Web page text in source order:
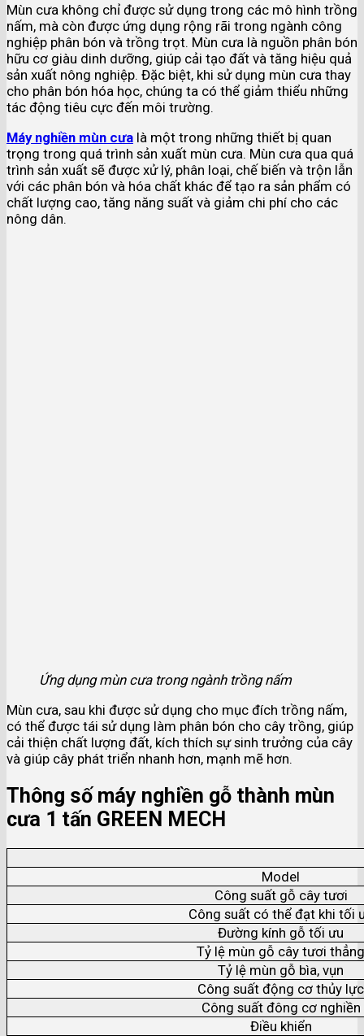
Mùn cưa không chỉ được sử dụng trong các mô hình trồng
nấm, mà còn được ứng dụng rộng rãi trong ngành công
nghiệp phân bón và trồng trọt. Mùn cưa là nguồn phân bón
hữu cơ giàu dinh dưỡng, giúp cải tạo đất và tăng hiệu quả
sản xuất nông nghiệp. Đặc biệt, khi sử dụng mùn cưa thay
cho phân bón hóa học, chúng ta có thể giảm thiểu những
tác động tiêu cực đến môi trường.
Máy nghiền mùn cưa là một trong những thiết bị quan
trọng trong quá trình sản xuất mùn cưa. Mùn cưa qua quá
trình sản xuất sẽ được xử lý, phân loại, chế biến và trộn lẫn
với các phân bón và hóa chất khác để tạo ra sản phẩm có
chất lượng cao, tăng năng suất và giảm chi phí cho các
nông dân.
Ứng dụng mùn cưa trong ngành trồng nấm
Mùn cưa, sau khi được sử dụng cho mục đích trồng nấm,
có thể được tái sử dụng làm phân bón cho cây trồng, giúp
cải thiện chất lượng đất, kích thích sự sinh trưởng của cây
và giúp cây phát triển nhanh hơn, mạnh mẽ hơn.
Thông số máy nghiền gỗ thành mùn
cưa 1 tấn GREEN MECH
Model
Công suất gỗ cây tươi
Công suất có thể đạt khi tối
Đường kính gỗ tối ưu
Tỷ lệ mùn gỗ cây tươi thẳng
Tỷ lệ mùn gỗ bìa, vụn
Công suất động cơ thủy lực
Công suất đông cơ nghiền
Điều khiển